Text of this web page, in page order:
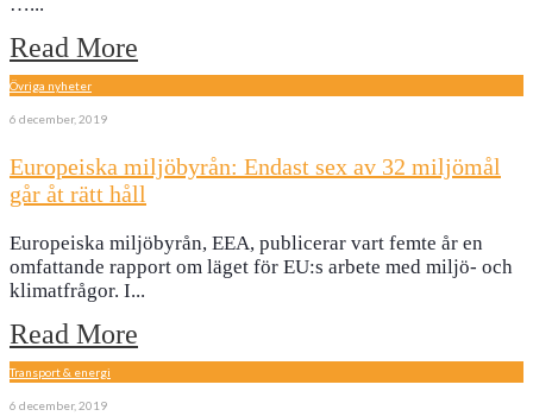
Read More
Övriga nyheter
6 december, 2019
Europeiska miljöbyrån: Endast sex av 32 miljömål
går åt rätt håll
Europeiska miljöbyrån, EEA, publicerar vart femte år en
omfattande rapport om läget för EU:s arbete med miljö- och
klimatfrågor. I...
Read More
Transport & energi
6 december, 2019